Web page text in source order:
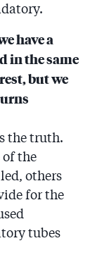
have a
in the same
but we
the truth.
of the
others
for the
tubes